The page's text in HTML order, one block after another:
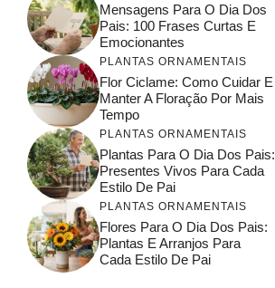
Mensagens Para O Dia Dos
Pais: 100 Frases Curtas E
Emocionantes
PLANTAS ORNAMENTAIS
Flor Ciclame: Como Cuidar E
Manter A Floração Por Mais
Tempo
PLANTAS ORNAMENTAIS
Plantas Para O Dia Dos Pais:
Presentes Vivos Para Cada
Estilo De Pai
PLANTAS ORNAMENTAIS
Flores Para O Dia Dos Pais:
Plantas E Arranjos Para
Cada Estilo De Pai